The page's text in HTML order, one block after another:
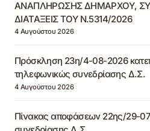
ΑΝΑΠΛΗΡΩΣΗΣ ΔΗΜΑΡΧΟΥ,
ΔΙΑΤΑΞΕΙΣ ΤΟΥ Ν.5314/2026
4 Αυγούστου 2026
Πρόσκληση 23η/4-08-2026
τηλεφωνικώς συνεδρίασης Δ.Σ.
4 Αυγούστου 2026
Πίνακας αποφάσεων 22ης/29-